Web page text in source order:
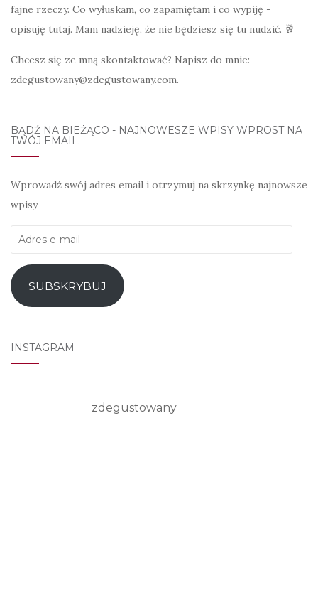
fajne rzeczy. Co wyłuskam, co zapamiętam i co wypiję -
opisuję tutaj. Mam nadzieję, że nie będziesz się tu nudzić. 🥂
Chcesz się ze mną skontaktować? Napisz do mnie:
zdegustowany@zdegustowany.com.
BĄDŹ NA BIEŻĄCO - NAJNOWESZE WPISY WPROST NA
TWÓJ EMAIL.
Wprowadź swój adres email i otrzymuj na skrzynkę najnowsze
wpisy
Adres
mail
SUBSKRYBUJ
INSTAGRAM
zdegustowany